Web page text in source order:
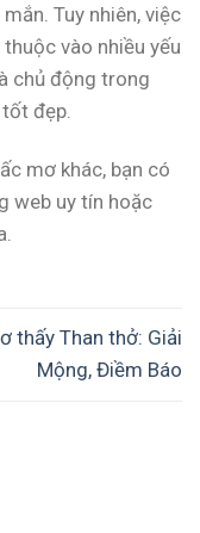
Tuy nhiên, việc
vào nhiều yếu
chủ động trong
đẹp.
mơ khác, bạn có
web uy tín hoặc
thấy Than thở: Giải
Mộng, Điềm Báo